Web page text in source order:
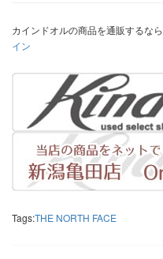
カインドオルの商品を通販するなら
イン
Tags:THE NORTH FACE